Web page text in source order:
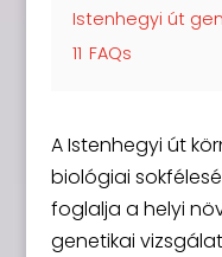
Istenhegyi út
11 FAQs
A Istenhegyi út
biológiai
foglalja a helyi
genetikai